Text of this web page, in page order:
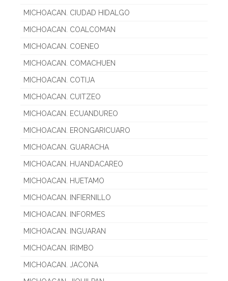
MICHOACAN. CIUDAD HIDALGO
MICHOACAN. COALCOMAN
MICHOACAN. COENEO
MICHOACAN. COMACHUEN
MICHOACAN. COTIJA
MICHOACAN. CUITZEO
MICHOACAN. ECUANDUREO
MICHOACAN. ERONGARICUARO
MICHOACAN. GUARACHA
MICHOACAN. HUANDACAREO
MICHOACAN. HUETAMO
MICHOACAN. INFIERNILLO
MICHOACAN. INFORMES
MICHOACAN. INGUARAN
MICHOACAN. IRIMBO
MICHOACAN. JACONA